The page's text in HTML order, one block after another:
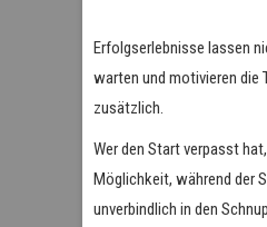
Erfolgserlebnisse lassen
warten und motivieren die
zusätzlich.
Wer den Start verpasst
Möglichkeit, während der
unverbindlich in den